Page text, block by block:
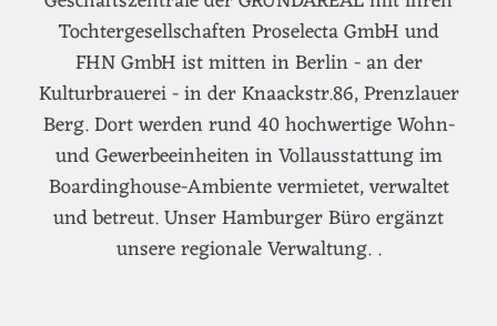
Tochtergesellschaften Proselecta GmbH und
FHN GmbH ist mitten in Berlin - an der
Kulturbrauerei - in der Knaackstr.86, Prenzlauer
Berg. Dort werden rund 40 hochwertige Wohn-
und Gewerbeeinheiten in Vollausstattung im
Boardinghouse-Ambiente vermietet, verwaltet
und betreut. Unser Hamburger Büro ergänzt
unsere regionale Verwaltung. .